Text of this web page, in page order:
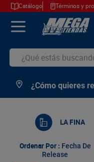
Catálogo Términos y
¿Qué estás buscando
TÉRMINOS MÁS
.
arroz
cafe
¿Cómo quieres
LA FINA
Ordenar Por
Fecha De
Release